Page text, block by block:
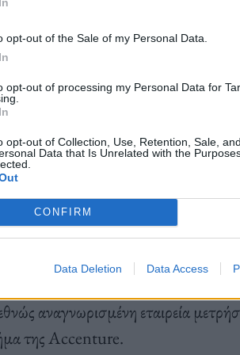
opt-out of the Sale of my Personal Data.
opt-out of processing my Personal Data for
opt-out of Collection, Use, Retention, Sale,
Data that Is Unrelated with the
CONFIRM
Data Deletion Data Access
ελληνική επικράτεια, για να
και κορυφαία εμπειρία internet,
Development & Operations,
το δίκτυο κινητής της COSMOTE
του. Σύμφωνα με το Speedtest®
κινητής στην Ελλάδα» για 7η
in Test» για 9η συνεχόμενη φορά
αναγνωρισμένη εταιρεία
της Accenture.